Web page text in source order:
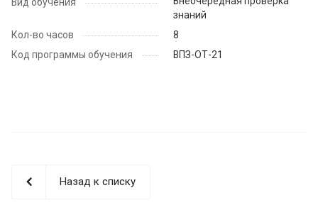
знаний
Кол-во часов
8
Код программы обучения
ВПЗ-ОТ-21
Назад к списку